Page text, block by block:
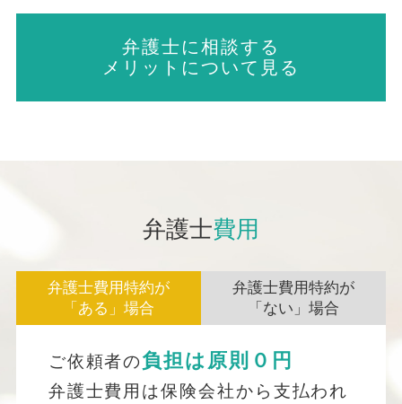
弁護士に相談する
メリットについて見る
弁護士費用
弁護士費用特約が
「ある」場合
弁護士費用特約が
「ない」場合
ご依頼者の負担は原則０円
弁護士費用は保険会社から支払われ